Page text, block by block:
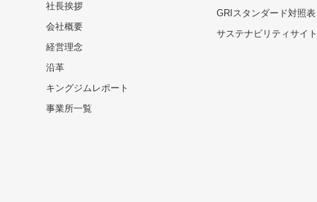
社長挨拶
会社概要
経営理念
沿革
キングジムレポート
事業所一覧
GRIスタンダード対照表
サステナビリティサイ